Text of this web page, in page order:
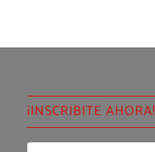
¡INSCRIBITE AHORA!